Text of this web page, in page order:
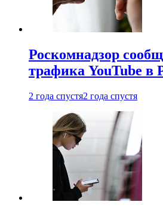
Роскомнадзор
трафика YouTube в
2 года спустя2 года спустя